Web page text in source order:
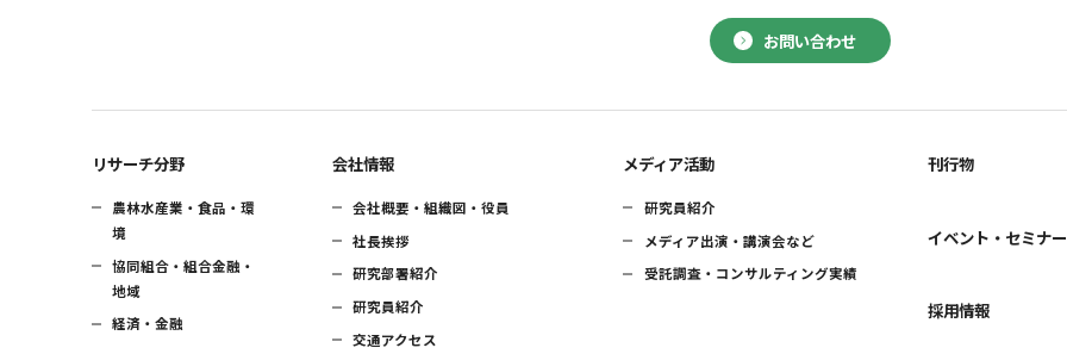
お問い合わせ
リサーチ分野
農林水産業・食品・環
境
協同組合・組合金融・
地域
経済・金融
会社情報
会社概要・組織図・役員
社長挨拶
研究部署紹介
研究員紹介
交通アクセス
メディア活動
研究員紹介
メディア出演・講演会など
受託調査・コンサルティング実績
刊行物
イベント・セミナー
採用情報